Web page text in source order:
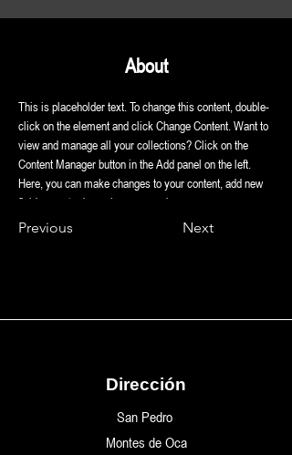
About
This is placeholder text. To change this content, double-
click on the element and click Change Content. Want to
view and manage all your collections? Click on the
Content Manager button in the Add panel on the left.
Here, you can make changes to your content, add new
fields, create dynamic pages and more.
Previous Next
Dirección
San Pedro
Montes de Oca